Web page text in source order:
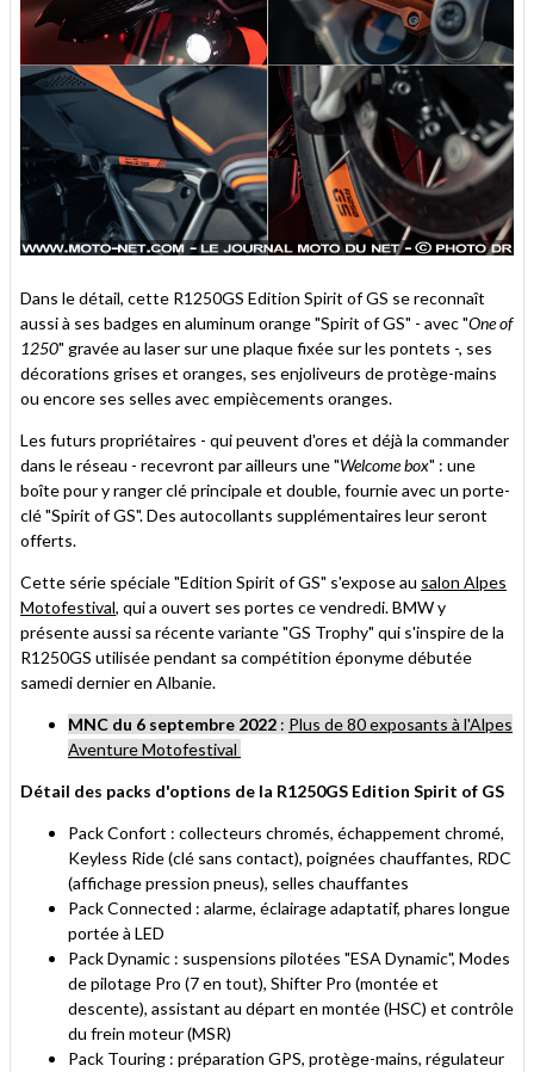
Dans le détail, cette R1250GS Edition Spirit of GS se reconnaît
aussi à ses badges en aluminum orange "Spirit of GS" - avec "One of
1250" gravée au laser sur une plaque fixée sur les pontets -, ses
décorations grises et oranges, ses enjoliveurs de protège-mains
ou encore ses selles avec empiècements oranges.
Les futurs propriétaires - qui peuvent d'ores et déjà la commander
dans le réseau - recevront par ailleurs une "Welcome box" : une
boîte pour y ranger clé principale et double, fournie avec un porte-
clé "Spirit of GS". Des autocollants supplémentaires leur seront
offerts.
Cette série spéciale "Edition Spirit of GS" s'expose au salon Alpes
Motofestival, qui a ouvert ses portes ce vendredi. BMW y
présente aussi sa récente variante "GS Trophy" qui s'inspire de la
R1250GS utilisée pendant sa compétition éponyme débutée
samedi dernier en Albanie.
MNC du 6 septembre 2022 : Plus de 80 exposants à l'Alpes
Aventure Motofestival
Détail des packs d'options de la R1250GS Edition Spirit of GS
Pack Confort : collecteurs chromés, échappement chromé,
Keyless Ride (clé sans contact), poignées chauffantes, RDC
(affichage pression pneus), selles chauffantes
Pack Connected : alarme, éclairage adaptatif, phares longue
portée à LED
Pack Dynamic : suspensions pilotées "ESA Dynamic", Modes
de pilotage Pro (7 en tout), Shifter Pro (montée et
descente), assistant au départ en montée (HSC) et contrôle
du frein moteur (MSR)
Pack Touring : préparation GPS, protège-mains, régulateur